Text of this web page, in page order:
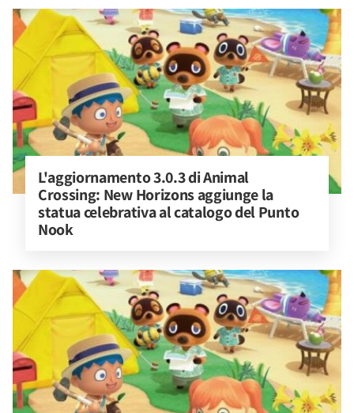
L'aggiornamento 3.0.3 di Animal
Crossing: New Horizons aggiunge la
statua celebrativa al catalogo del Punto
Nook